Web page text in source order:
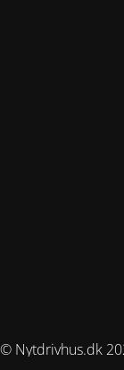
© Nytdrivhus.dk